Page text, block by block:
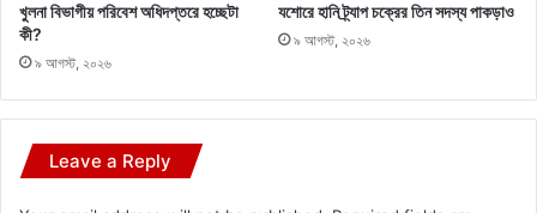
খুলনা বিভাগীয় পরিবেশ অধিদপ্তরে হচ্ছেটা
কী?
৯ আগস্ট, ২০২৬
যশোরে হানি ট্র্যাপ চক্রের তিন সদস্য পাকড়াও
৯ আগস্ট, ২০২৬
Leave a Reply